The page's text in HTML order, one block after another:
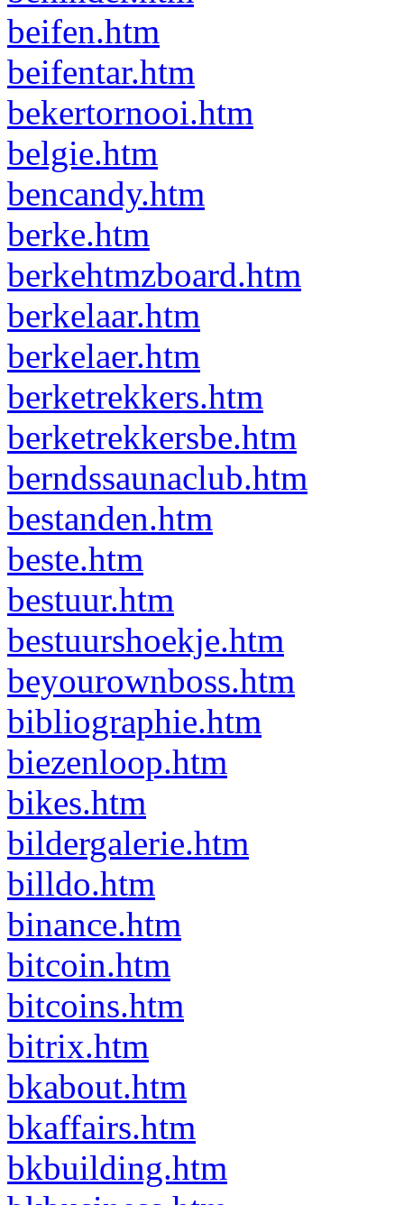
beifen.htm
beifentar.htm
bekertornooi.htm
belgie.htm
bencandy.htm
berke.htm
berkehtmzboard.htm
berkelaar.htm
berkelaer.htm
berketrekkers.htm
berketrekkersbe.htm
berndssaunaclub.htm
bestanden.htm
beste.htm
bestuur.htm
bestuurshoekje.htm
beyourownboss.htm
bibliographie.htm
biezenloop.htm
bikes.htm
bildergalerie.htm
billdo.htm
binance.htm
bitcoin.htm
bitcoins.htm
bitrix.htm
bkabout.htm
bkaffairs.htm
bkbuilding.htm